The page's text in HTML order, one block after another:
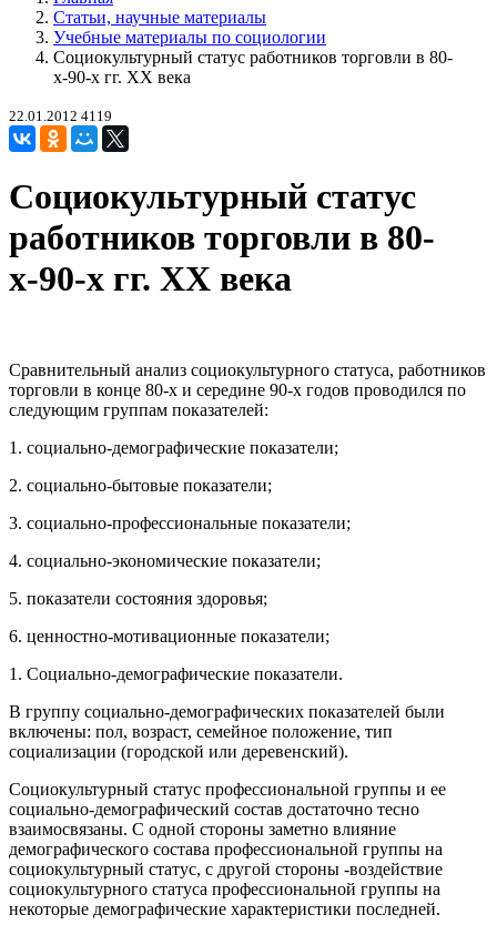
Статьи, научные материалы
Учебные материалы по социологии
Социокультурный статус работников торговли в 80-
х-90-х гг. XX века
22.01.2012 4119
Социокультурный статус
работников торговли в 80-
х-90-х гг. XX века
Сравнительный анализ социокультурного статуса, работников
торговли в конце 80-х и середине 90-х годов проводился по
следующим группам показателей:
1. социально-демографические показатели;
2. социально-бытовые показатели;
3. социально-профессиональные показатели;
4. социально-экономические показатели;
5. показатели состояния здоровья;
6. ценностно-мотивационные показатели;
1. Социально-демографические показатели.
В группу социально-демографических показателей были
включены: пол, возраст, семейное положение, тип
социализации (городской или деревенский).
Социокультурный статус профессиональной группы и ее
социально-демографический состав достаточно тесно
взаимосвязаны. С одной стороны заметно влияние
демографического состава профессиональной группы на
социокультурный статус, с другой стороны -воздействие
социокультурного статуса профессиональной группы на
некоторые демографические характеристики последней.